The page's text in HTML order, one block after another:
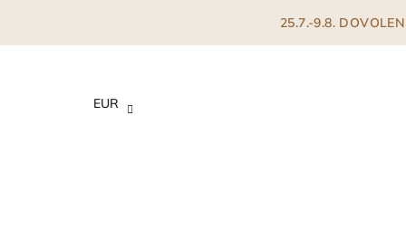
25.7.-9.8.
EUR